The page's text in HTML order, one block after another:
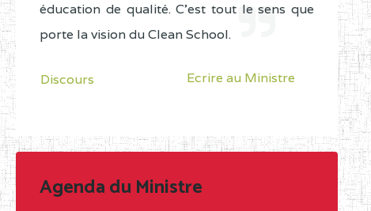
éducation de qualité. C'est tout le sens que
porte la vision du Clean School.
Discours Ecrire au Ministre
Agenda du Ministre